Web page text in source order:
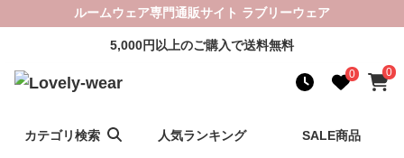
ルームウェア専門通販サイト ラブリーウェア
5,000円以上のご購入で送料無料
0 0
カテゴリ検索 人気ランキング SALE商品